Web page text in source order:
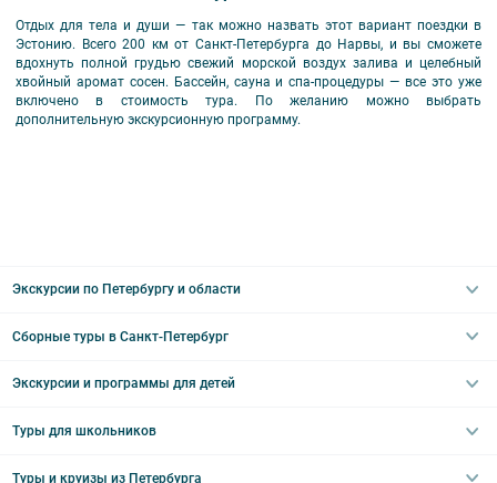
Отдых для тела и души — так можно назвать этот вариант поездки в
Эстонию. Всего 200 км от Санкт-Петербурга до Нарвы, и вы сможете
вдохнуть полной грудью свежий морской воздух залива и целебный
хвойный аромат сосен. Бассейн, сауна и спа-процедуры — все это уже
включено в стоимость тура. По желанию можно выбрать
дополнительную экскурсионную программу.
Экскурсии по Петербургу и области
Интерьерные
Сборные туры в Санкт-Петербург
Туры в Санкт-Петербург на 2 дня
Экскурсии и программы для детей
Загородные экскурсии
Туры для школьников
Туры и круизы из Петербурга